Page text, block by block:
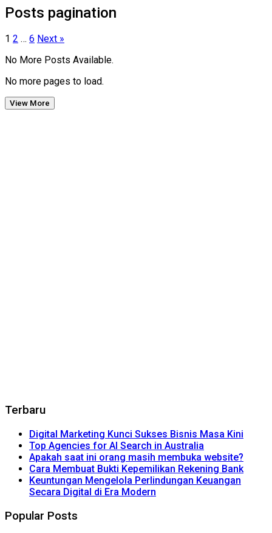
Posts pagination
1 2 … 6 Next »
No More Posts Available.
No more pages to load.
View More
Terbaru
Digital Marketing Kunci Sukses Bisnis Masa Kini
Top Agencies for AI Search in Australia
Apakah saat ini orang masih membuka website?
Cara Membuat Bukti Kepemilikan Rekening Bank
Keuntungan Mengelola Perlindungan Keuangan
Secara Digital di Era Modern
Popular Posts